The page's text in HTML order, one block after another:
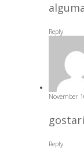
Reply
November
Reply